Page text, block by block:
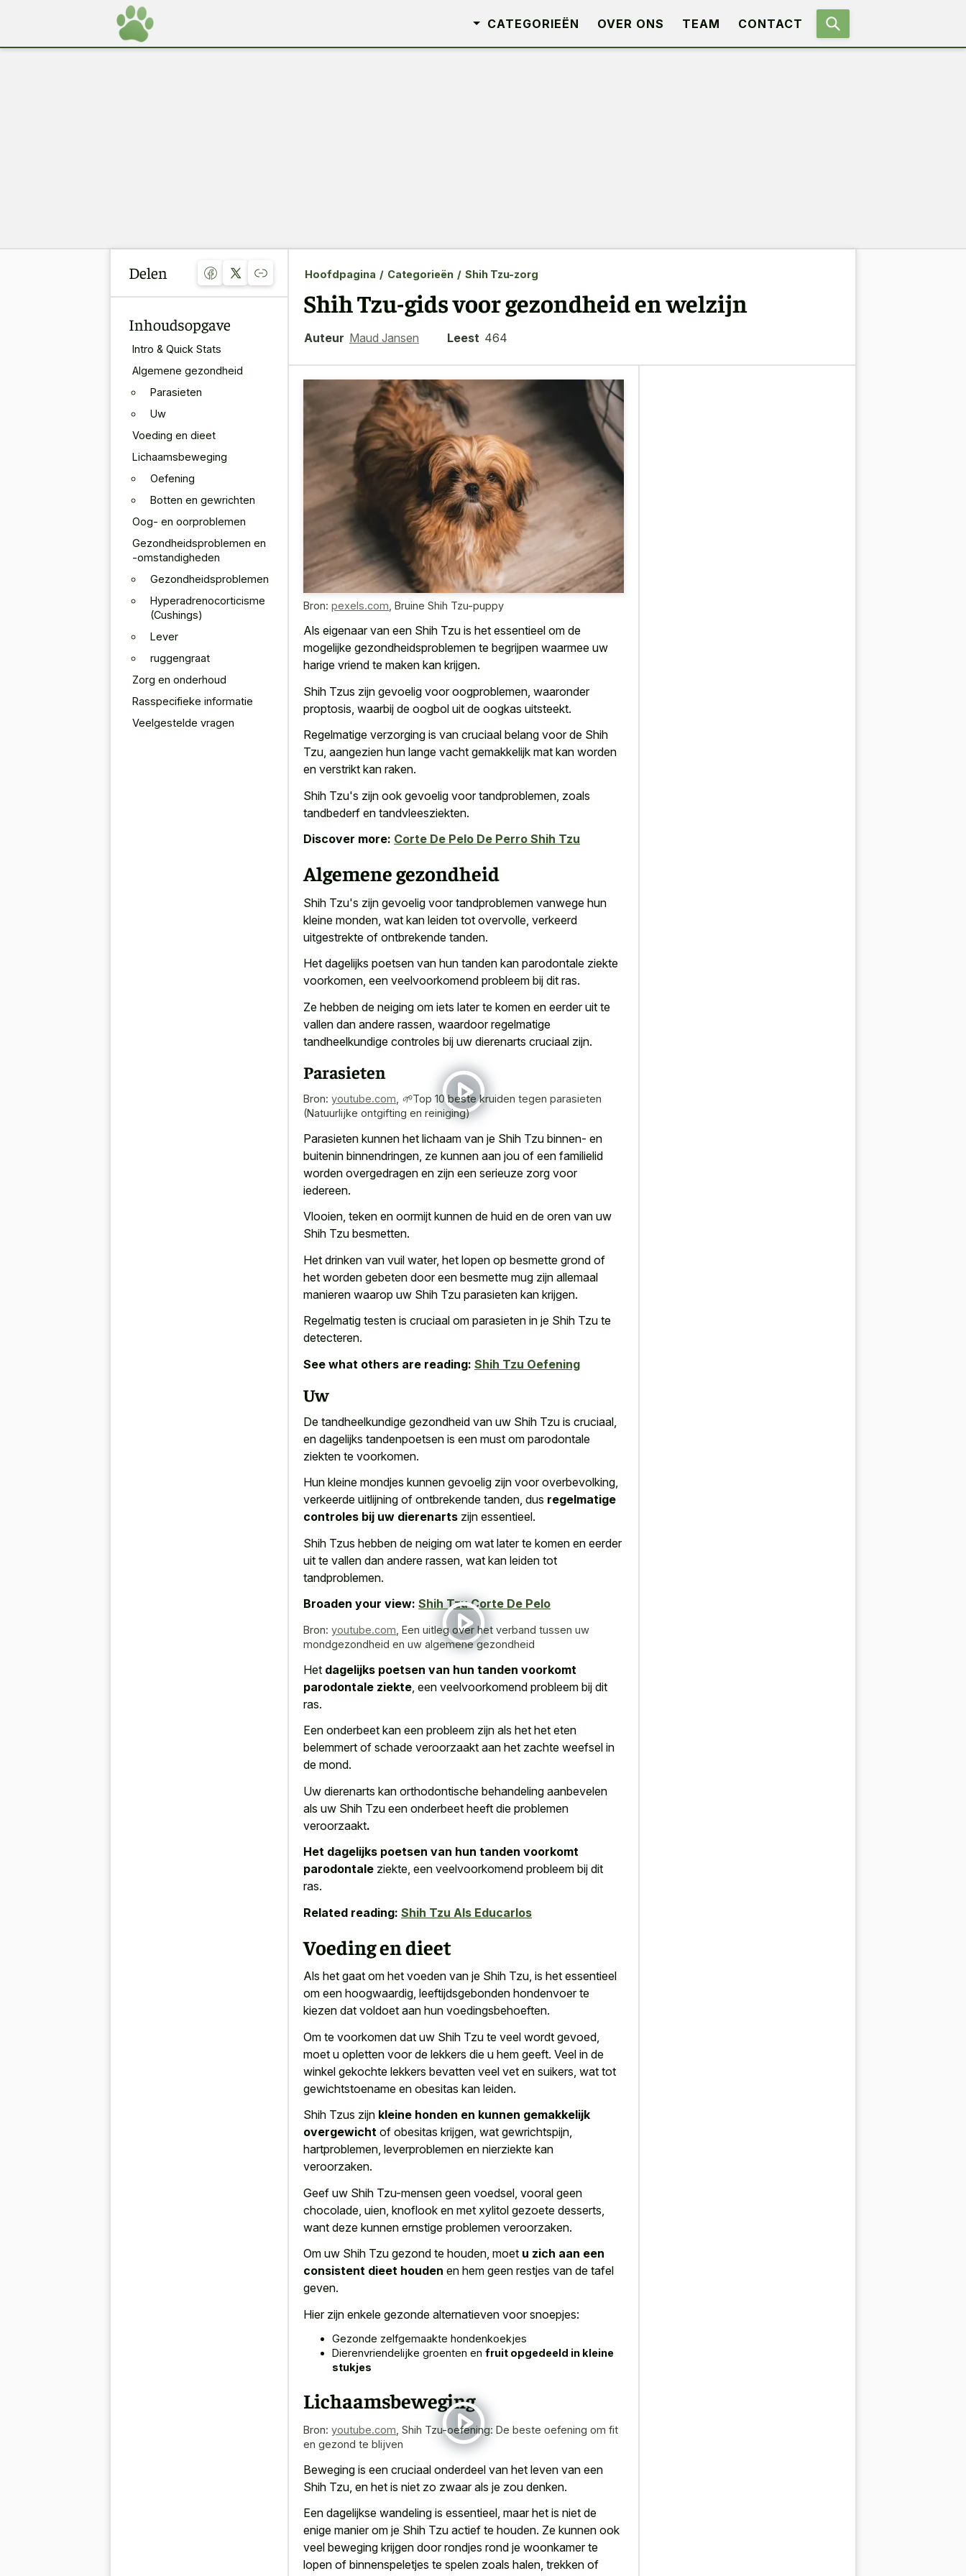
CATEGORIEËN OVER ONS TEAM CONTACT
Delen
Inhoudsopgave
Intro & Quick Stats
Algemene gezondheid
Parasieten
Uw
Voeding en dieet
Lichaamsbeweging
Oefening
Botten en gewrichten
Oog- en oorproblemen
Gezondheidsproblemen en
-omstandigheden
Gezondheidsproblemen
Hyperadrenocorticisme
(Cushings)
Lever
ruggengraat
Zorg en onderhoud
Rasspecifieke informatie
Veelgestelde vragen
Hoofdpagina / Categorieën / Shih Tzu-zorg
Shih Tzu-gids voor gezondheid en welzijn
Auteur Maud Jansen Leest 464
Bron: pexels.com Bruine Shih Tzu-puppy
Als eigenaar van een Shih Tzu is het essentieel om de
mogelijke gezondheidsproblemen te begrijpen waarmee uw
harige vriend te maken kan krijgen.
Shih Tzus zijn gevoelig voor oogproblemen, waaronder
proptosis, waarbij de oogbol uit de oogkas uitsteekt.
Regelmatige verzorging is van cruciaal belang voor de Shih
Tzu, aangezien hun lange vacht gemakkelijk mat kan worden
en verstrikt kan raken.
Shih Tzu's zijn ook gevoelig voor tandproblemen, zoals
tandbederf en tandvleesziekten.
Discover more: Corte De Pelo De Perro Shih Tzu
Algemene gezondheid
Shih Tzu's zijn gevoelig voor tandproblemen vanwege hun
kleine monden, wat kan leiden tot overvolle, verkeerd
uitgestrekte of ontbrekende tanden.
Het dagelijks poetsen van hun tanden kan parodontale ziekte
voorkomen, een veelvoorkomend probleem bij dit ras.
Ze hebben de neiging om iets later te komen en eerder uit te
vallen dan andere rassen, waardoor regelmatige
tandheelkundige controles bij uw dierenarts cruciaal zijn.
Parasieten
Bron: youtube.com 🌱Top 10 beste kruiden tegen parasieten
(Natuurlijke ontgifting en reiniging)
Parasieten kunnen het lichaam van je Shih Tzu binnen- en
buitenin binnendringen, ze kunnen aan jou of een familielid
worden overgedragen en zijn een serieuze zorg voor
iedereen.
Vlooien, teken en oormijt kunnen de huid en de oren van uw
Shih Tzu besmetten.
Het drinken van vuil water, het lopen op besmette grond of
het worden gebeten door een besmette mug zijn allemaal
manieren waarop uw Shih Tzu parasieten kan krijgen.
Regelmatig testen is cruciaal om parasieten in je Shih Tzu te
detecteren.
See what others are reading: Shih Tzu Oefening
Uw
De tandheelkundige gezondheid van uw Shih Tzu is cruciaal,
en dagelijks tandenpoetsen is een must om parodontale
ziekten te voorkomen.
Hun kleine mondjes kunnen gevoelig zijn voor overbevolking,
verkeerde uitlijning of ontbrekende tanden, dus regelmatige
controles bij uw dierenarts zijn essentieel.
Shih Tzus hebben de neiging om wat later te komen en eerder
uit te vallen dan andere rassen, wat kan leiden tot
tandproblemen.
Broaden your view: Shih Tzu Corte De Pelo
Bron: youtube.com Een uitleg over het verband tussen uw
mondgezondheid en uw algemene gezondheid
Het dagelijks poetsen van hun tanden voorkomt
parodontale ziekte , een veelvoorkomend probleem bij dit
ras.
Een onderbeet kan een probleem zijn als het het eten
belemmert of schade veroorzaakt aan het zachte weefsel in
de mond.
Uw dierenarts kan orthodontische behandeling aanbevelen
als uw Shih Tzu een onderbeet heeft die problemen
veroorzaakt.
Het dagelijks poetsen van hun tanden voorkomt
parodontale ziekte, een veelvoorkomend probleem bij dit
ras.
Related reading: Shih Tzu Als Educarlos
Voeding en dieet
Als het gaat om het voeden van je Shih Tzu, is het essentieel
om een hoogwaardig, leeftijdsgebonden hondenvoer te
kiezen dat voldoet aan hun voedingsbehoeften.
Om te voorkomen dat uw Shih Tzu te veel wordt gevoed,
moet u opletten voor de lekkers die u hem geeft. Veel in de
winkel gekochte lekkers bevatten veel vet en suikers, wat tot
gewichtstoename en obesitas kan leiden.
Shih Tzus zijn kleine honden en kunnen gemakkelijk
overgewicht of obesitas krijgen, wat gewrichtspijn,
hartproblemen, leverproblemen en nierziekte kan
veroorzaken.
Geef uw Shih Tzu-mensen geen voedsel, vooral geen
chocolade, uien, knoflook en met xylitol gezoete desserts,
want deze kunnen ernstige problemen veroorzaken.
Om uw Shih Tzu gezond te houden, moet u zich aan een
consistent dieet houden en hem geen restjes van de tafel
geven.
Hier zijn enkele gezonde alternatieven voor snoepjes:
Gezonde zelfgemaakte hondenkoekjes
Dierenvriendelijke groenten en fruit opgedeeld in kleine
stukjes
Lichaamsbeweging
Bron: youtube.com Shih Tzu-oefening: De beste oefening om fit
en gezond te blijven
Beweging is een cruciaal onderdeel van het leven van een
Shih Tzu, en het is niet zo zwaar als je zou denken.
Een dagelijkse wandeling is essentieel, maar het is niet de
enige manier om je Shih Tzu actief te houden. Ze kunnen ook
veel beweging krijgen door rondjes rond je woonkamer te
lopen of binnenspeletjes te spelen zoals halen, trekken of